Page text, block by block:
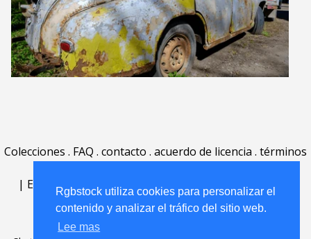
Rgbstock utiliza cookies para personalizar el
contenido y analizar el tráfico del sitio web.
Lee mas
Colecciones . FAQ . contacto . acuerdo de licencia . términos
| English | Deutsch| Español Português
Nederlands|